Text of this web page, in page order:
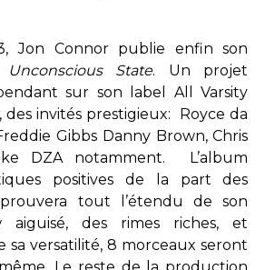
Jon Connor publie enfin son
Unconscious State. Un projet
sur son label All Varsity
des invités prestigieux: Royce da
Gibbs Danny Brown, Chris
DZA notamment. L’album
positives de la part des
tout l’étendu de son
des rimes riches, et
sa versatilité, 8 morceaux seront